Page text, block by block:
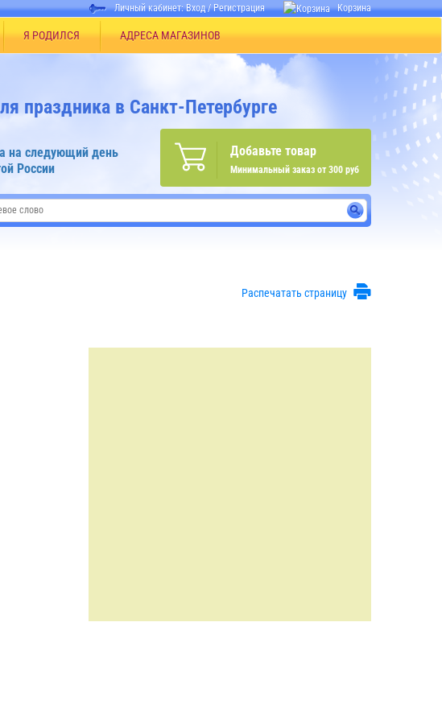
Личный кабинет:Вход/Регистрация Корзина
Я РОДИЛСЯ АДРЕСА МАГАЗИНОВ
праздника в Санкт-Петербурге
Добавьте товар
Минимальный заказ от 300 руб
на следующий день
России
Распечатать страницу